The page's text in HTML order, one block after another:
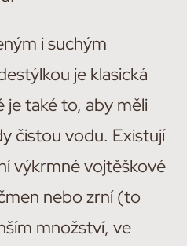
i suchým
je klasická
je také to, aby měli
čistou vodu. Existují
výkrmné vojtěškové
nebo zrní (to
množství, ve